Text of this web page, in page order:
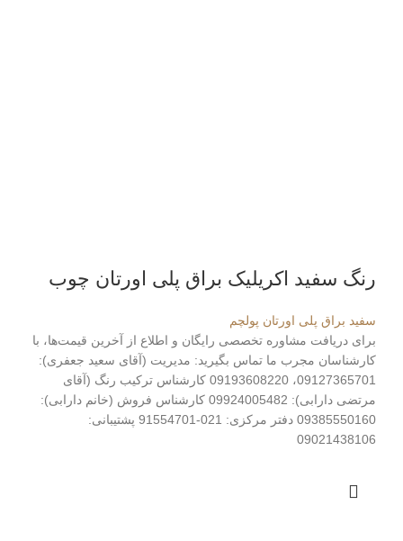
رنگ سفید اکریلیک براق پلی اورتان چوب
سفید براق پلی اورتان پولچم
برای دریافت مشاوره تخصصی رایگان و اطلاع از آخرین قیمت‌ها، با
کارشناسان مجرب ما تماس بگیرید: مدیریت (آقای سعید جعفری):
09127365701، 09193608220 کارشناس ترکیب رنگ (آقای
مرتضی دارابی): 09924005482 کارشناس فروش (خانم دارابی):
09385550160 دفتر مرکزی: 021-91554701 پشتیبانی:
09021438106